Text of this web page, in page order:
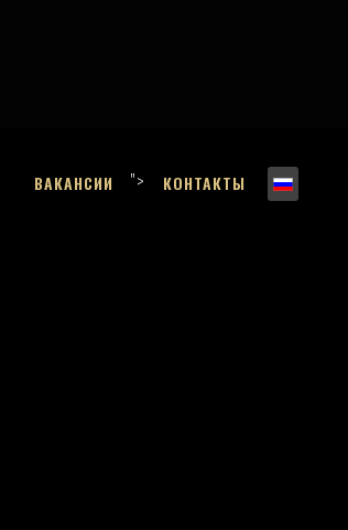
ВАКАНСИИ "> КОНТАКТЫ